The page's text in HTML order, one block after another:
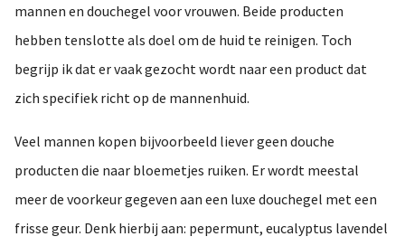
mannen en douchegel voor vrouwen. Beide producten
hebben tenslotte als doel om de huid te reinigen. Toch
begrijp ik dat er vaak gezocht wordt naar een product dat
zich specifiek richt op de mannenhuid.
Veel mannen kopen bijvoorbeeld liever geen douche
producten die naar bloemetjes ruiken. Er wordt meestal
meer de voorkeur gegeven aan een luxe douchegel met een
frisse geur. Denk hierbij aan: pepermunt, eucalyptus lavendel